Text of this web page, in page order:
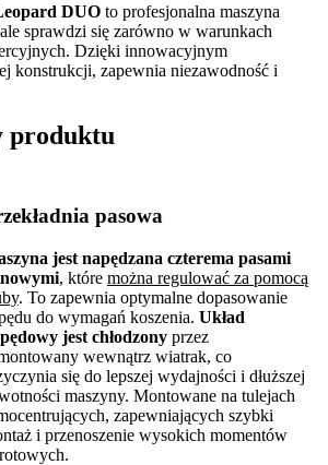
DUO to profesjonalna maszyna
sprawdzi się zarówno w warunkach
Dzięki innowacyjnym
konstrukcji, zapewnia niezawodność i
produktu
pasowa
jest napędzana czterema pasami
, które można regulować za pomocą
. To zapewnia optymalne dopasowanie
do wymagań koszenia. Układ
jest chłodzony przez
wewnątrz wiatrak, co
się do lepszej wydajności i dłuższej
maszyny. Montowane na tulejach
zapewniających szybki
i przenoszenie wysokich momentów